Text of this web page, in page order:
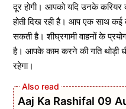
दूर होगी। आपको यदि उनके करियर
होती दिख रही है। आप एक साथ कई
सकती है। शीघ्रगामी वाहनों के
है। आपके काम करने की गति थोड़ी
रहेगा।
Aaj Ka Rashifal 09